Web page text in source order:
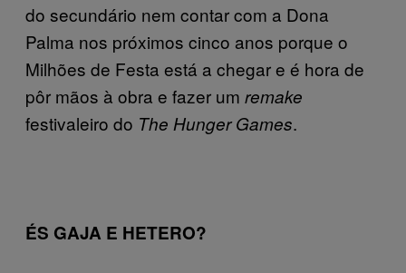
do secundário nem contar com a Dona
Palma nos próximos cinco anos porque o
Milhões de Festa está a chegar e é hora de
pôr mãos à obra e fazer um remake
festivaleiro do The Hunger Games.
ÉS GAJA E HETERO?